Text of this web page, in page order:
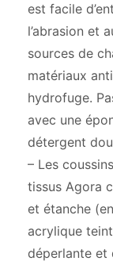
est facile
l’abrasion et
sources de
matériaux
hydrofuge.
avec une
détergent
– Les
tissus Agora
et étanche
acrylique
déperlante et